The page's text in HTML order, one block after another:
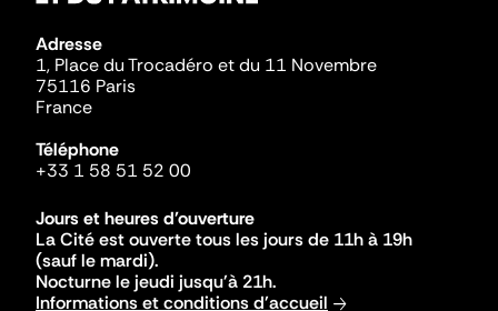
Adresse
1, Place du Trocadéro et du 11 Novembre
75116 Paris
France
Téléphone
+33 1 58 51 52 00
Jours et heures d'ouverture
La Cité est ouverte tous les jours de 11h à 19h
(sauf le mardi).
Nocturne le jeudi jusqu'à 21h.
Informations et conditions d'accueil